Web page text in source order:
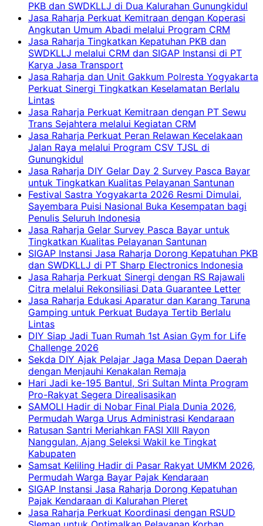
PKB dan SWDKLLJ di Dua Kalurahan Gunungkidul
Jasa Raharja Perkuat Kemitraan dengan Koperasi
Angkutan Umum Abadi melalui Program CRM
Jasa Raharja Tingkatkan Kepatuhan PKB dan
SWDKLLJ melalui CRM dan SIGAP Instansi di PT
Karya Jasa Transport
Jasa Raharja dan Unit Gakkum Polresta Yogyakarta
Perkuat Sinergi Tingkatkan Keselamatan Berlalu
Lintas
Jasa Raharja Perkuat Kemitraan dengan PT Sewu
Trans Sejahtera melalui Kegiatan CRM
Jasa Raharja Perkuat Peran Relawan Kecelakaan
Jalan Raya melalui Program CSV TJSL di
Gunungkidul
Jasa Raharja DIY Gelar Day 2 Survey Pasca Bayar
untuk Tingkatkan Kualitas Pelayanan Santunan
Festival Sastra Yogyakarta 2026 Resmi Dimulai,
Sayembara Puisi Nasional Buka Kesempatan bagi
Penulis Seluruh Indonesia
Jasa Raharja Gelar Survey Pasca Bayar untuk
Tingkatkan Kualitas Pelayanan Santunan
SIGAP Instansi Jasa Raharja Dorong Kepatuhan PKB
dan SWDKLLJ di PT Sharp Electronics Indonesia
Jasa Raharja Perkuat Sinergi dengan RS Rajawali
Citra melalui Rekonsiliasi Data Guarantee Letter
Jasa Raharja Edukasi Aparatur dan Karang Taruna
Gamping untuk Perkuat Budaya Tertib Berlalu
Lintas
DIY Siap Jadi Tuan Rumah 1st Asian Gym for Life
Challenge 2026
Sekda DIY Ajak Pelajar Jaga Masa Depan Daerah
dengan Menjauhi Kenakalan Remaja
Hari Jadi ke-195 Bantul, Sri Sultan Minta Program
Pro-Rakyat Segera Direalisasikan
SAMOLI Hadir di Nobar Final Piala Dunia 2026,
Permudah Warga Urus Administrasi Kendaraan
Ratusan Santri Meriahkan FASI XIII Rayon
Nanggulan, Ajang Seleksi Wakil ke Tingkat
Kabupaten
Samsat Keliling Hadir di Pasar Rakyat UMKM 2026,
Permudah Warga Bayar Pajak Kendaraan
SIGAP Instansi Jasa Raharja Dorong Kepatuhan
Pajak Kendaraan di Kalurahan Pleret
Jasa Raharja Perkuat Koordinasi dengan RSUD